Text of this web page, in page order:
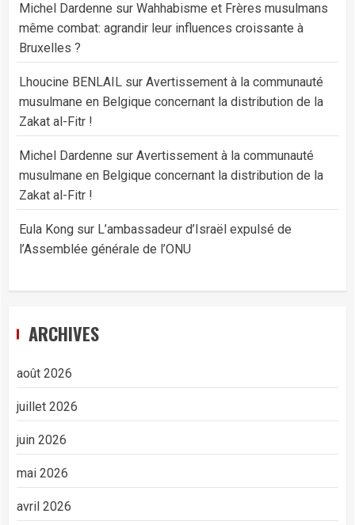
Michel Dardenne sur Wahhabisme et Frères musulmans
même combat: agrandir leur influences croissante à
Bruxelles ?
Lhoucine BENLAIL sur Avertissement à la communauté
musulmane en Belgique concernant la distribution de la
Zakat al-Fitr !
Michel Dardenne sur Avertissement à la communauté
musulmane en Belgique concernant la distribution de la
Zakat al-Fitr !
Eula Kong sur L’ambassadeur d’Israël expulsé de
l’Assemblée générale de l’ONU
ARCHIVES
août 2026
juillet 2026
juin 2026
mai 2026
avril 2026